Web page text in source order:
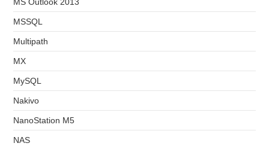
MS Outlook 2013
MSSQL
Multipath
MX
MySQL
Nakivo
NanoStation M5
NAS